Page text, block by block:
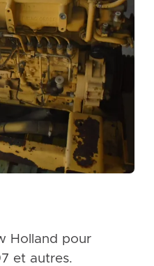
Holland pour
et autres.